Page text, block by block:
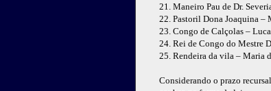
21. Maneiro Pau de Dr.
22. Pastoril Dona Joaquina –
23. Congo de Calçolas –
24. Rei de Congo do Mestre
25. Rendeira da vila – Maria
Considerando o prazo